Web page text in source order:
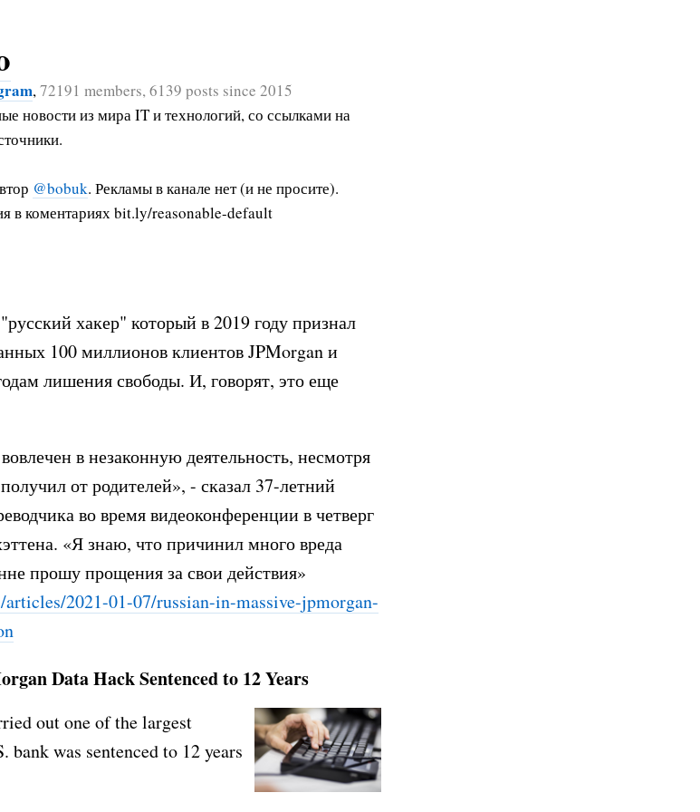
,72191 members, 6139 posts since 2015
новости из мира IT и технологий, со ссылками на
@bobuk. Рекламы в канале нет (и не просите).
в коментариях bit.ly/reasonable-default
хакер" который в 2019 году признал
100 миллионов клиентов JPMorgan и
лишения свободы. И, говорят, это еще
в незаконную деятельность, несмотря
от родителей», - сказал 37-летний
во время видеоконференции в четверг
«Я знаю, что причинил много вреда
прошу прощения за свои действия»
articles/2021-01-07/russian-in-massive-jpmorgan-
Data Hack Sentenced to 12 Years
out one of the largest
bank was sentenced to 12 years